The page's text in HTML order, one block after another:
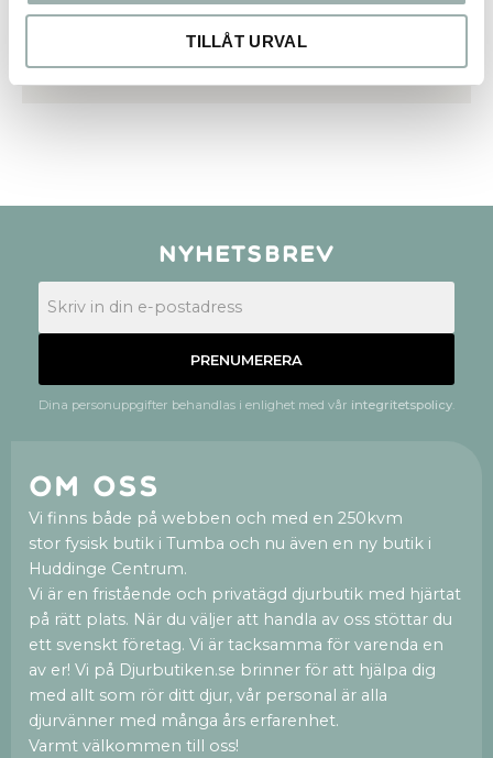
TILLÅT URVAL
Bli den första att lämna ett omdöme.
Nyhetsbrev
PRENUMERERA
Dina personuppgifter behandlas i enlighet med vår integritetspolicy.
Om oss
Vi finns både på webben och med en 250kvm
stor fysisk butik i Tumba och nu även en ny butik i
Huddinge Centrum.
Vi är en fristående och privatägd djurbutik med hjärtat
på rätt plats. När du väljer att handla av oss stöttar du
ett svenskt företag. Vi är tacksamma för varenda en
av er! Vi på Djurbutiken.se brinner för att hjälpa dig
med allt som rör ditt djur, vår personal är alla
djurvänner med många års erfarenhet.
Varmt välkommen till oss!